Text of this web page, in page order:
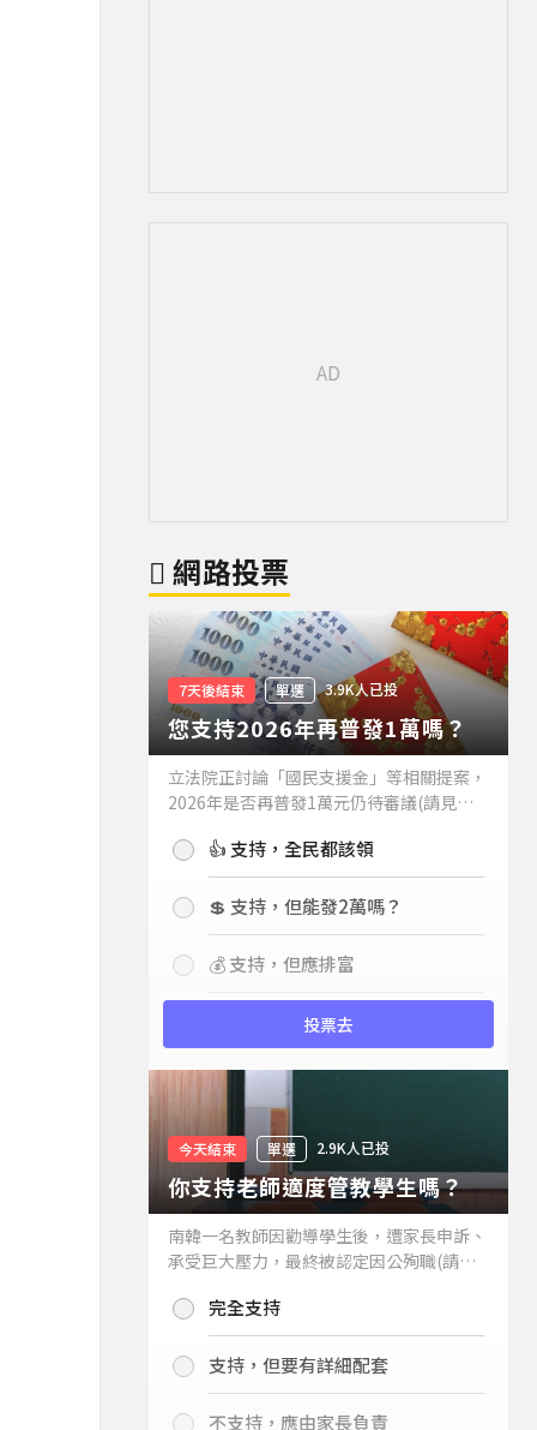
網路投票
7天後結束 單選 3.9K人已投
您支持2026年再普發1萬嗎？
立法院正討論「國民支援金」等相關提案，
2026年是否再普發1萬元仍待審議(請見下
持嗎？👍 支持，全民都該領
💲 支持，但能發2萬嗎？
💰 支持，但應排富
投票去
今天結束 單選 2.9K人已投
你支持老師適度管教學生嗎？
南韓一名教師因勸導學生後，遭家長申訴、
承受巨大壓力，最終被認定因公殉職(請見
你支持老師適度管教學生嗎？
完全支持
支持，但要有詳細配套
不支持，應由家長負責